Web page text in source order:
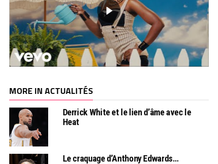
MORE IN ACTUALITÉS
Derrick White et le lien d’âme avec le
Heat
Le craquage d’Anthony Edwards…